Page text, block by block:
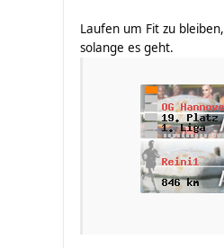
Laufen um Fit zu bleiben,
solange es geht.